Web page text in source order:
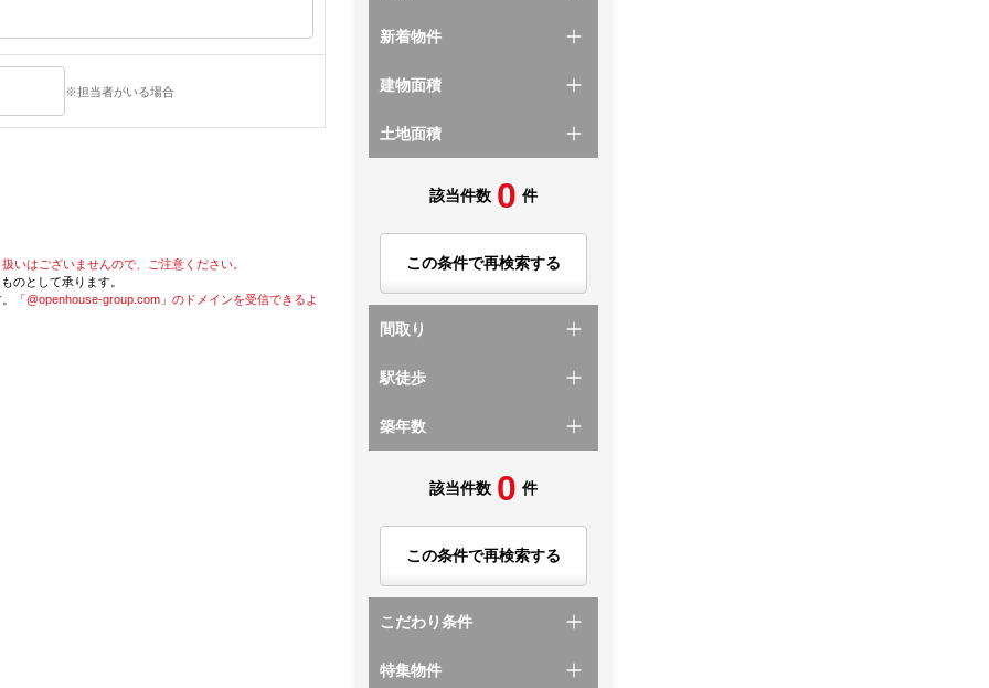
※担当者がいる場合
いはございませんので、ご注意ください。
のとして承ります。
「@openhouse-group.com」のドメインを受信できるよ
新着物件
建物面積
土地面積
該当件数 0 件
この条件で再検索する
間取り
駅徒歩
築年数
該当件数 0 件
この条件で再検索する
こだわり条件
特集物件